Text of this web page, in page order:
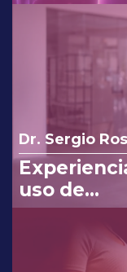
Dr. Sergio
uso de
na en el